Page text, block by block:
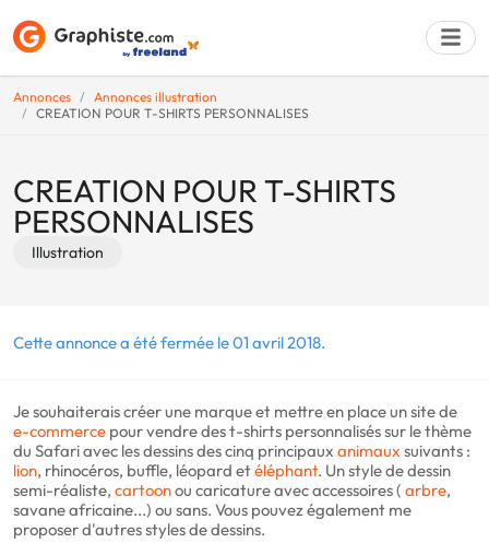
Annonces
Annonces illustration
CREATION POUR T-SHIRTS PERSONNALISES
CREATION POUR T-SHIRTS
PERSONNALISES
Illustration
Cette annonce a été fermée le 01 avril 2018.
Je souhaiterais créer une marque et mettre en place un site de
e-commerce pour vendre des t-shirts personnalisés sur le thème
du Safari avec les dessins des cinq principaux animaux suivants :
lion, rhinocéros, buffle, léopard etéléphant. Un style de dessin
semi-réaliste, cartoonou caricature avec accessoires ( arbre,
savane africaine...) ou sans. Vous pouvez également me
proposer d'autres styles de dessins.